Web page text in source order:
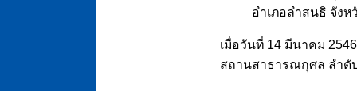
อำเภอลำสนธิ จังห
เมื่อวันที่ 14 มีนาคม
สถานสาธารณกุศล ลำดั